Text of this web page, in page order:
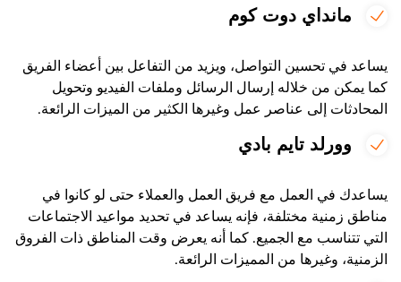
مانداي دوت كوم
يساعد في تحسين التواصل، ويزيد من التفاعل بين أعضاء الفريق
كما يمكن من خلاله إرسال الرسائل وملفات الفيديو وتحويل
المحادثات إلى عناصر عمل وغيرها الكثير من الميزات الرائعة.
وورلد تايم بادي
يساعدك في العمل مع فريق العمل والعملاء حتى لو كانوا في
مناطق زمنية مختلفة، فإنه يساعد في تحديد مواعيد الاجتماعات
التي تتناسب مع الجميع. كما أنه يعرض وقت المناطق ذات الفروق
الزمنية، وغيرها من المميزات الرائعة.